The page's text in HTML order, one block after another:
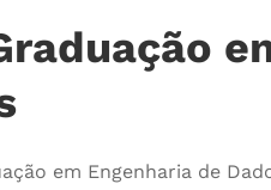
em Engenharia de